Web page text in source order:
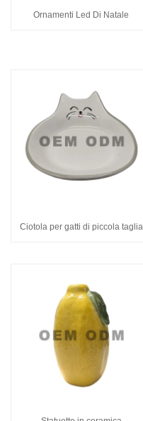
Ornamenti Led Di Natale
Ciotola per gatti di piccola taglia